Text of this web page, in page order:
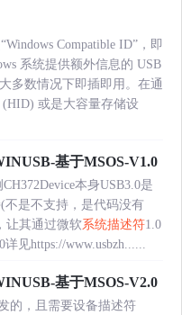
Compatible ID”，即
系统提供额外信息的 USB
多数情况下即插即用。在通
或是大容量存储设
基于MSOS-V1.0
本身USB3.0是
不是不支持，是代码没有
让其通过微软系统描述符1.0
详见https://www.usbzh......
基于MSOS-V2.0
的，且需要设备描述符